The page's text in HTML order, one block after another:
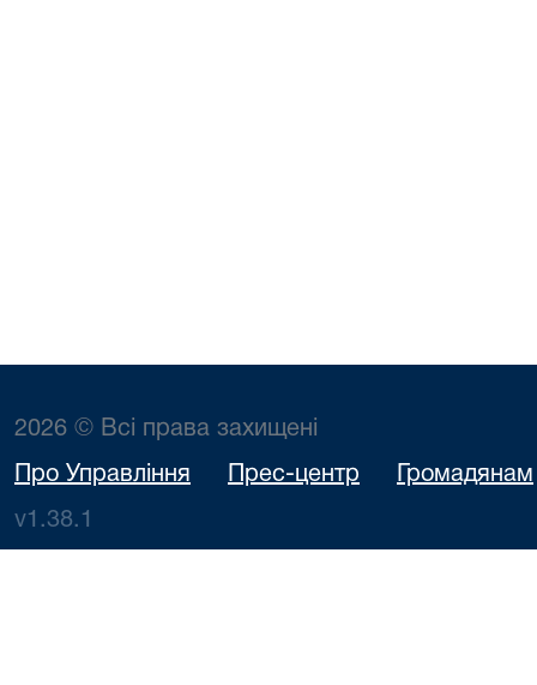
2026 © Всі права захищені
Про Управління Прес-центр Громадянам
v1.38.1